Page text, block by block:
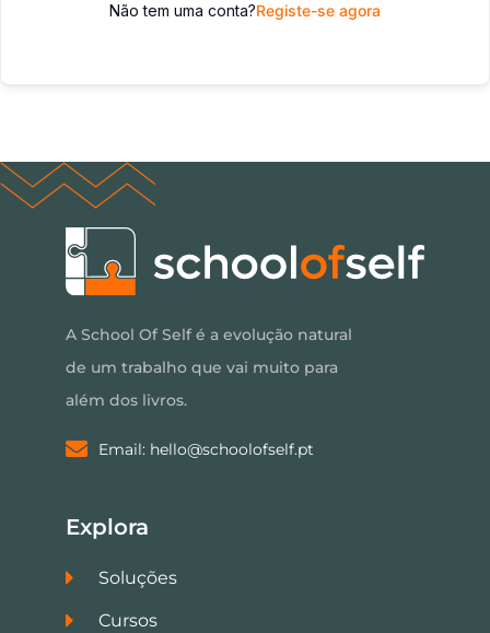
Não tem uma conta?Registe-se agora
A School Of Self é a evolução natural
de um trabalho que vai muito para
além dos livros.
Email: hello@schoolofself.pt
Explora
Soluções
Cursos